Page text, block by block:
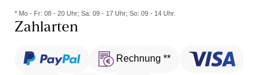
* Mo - Fr: 08 - 20 Uhr; Sa: 09 - 17 Uhr; So: 09 - 14 Uhr.
Zahlarten
Rechnung **